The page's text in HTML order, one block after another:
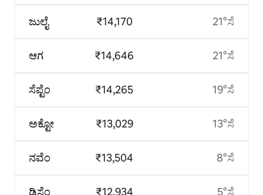
ಜುಲೈ
ಆಗ
ಸೆಪ್ಟೆಂ
ಅಕ್ಟೋ
ನವೆಂ
ಡಿಸೆಂ
₹14,170
₹14,646
₹14,265
₹13,029
₹13,504
₹12,934
21°ಸೆ
21°ಸೆ
19°ಸೆ
13°ಸೆ
8°ಸೆ
5°ಸೆ